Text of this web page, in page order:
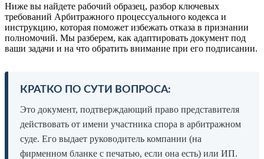
Ниже вы найдете рабочий образец, разбор ключевых
требований Арбитражного процессуального кодекса и
инструкцию, которая поможет избежать отказа в признании
полномочий. Мы разберем, как адаптировать документ под
ваши задачи и на что обратить внимание при его подписании.
КРАТКО ПО СУТИ ВОПРОСА:
Это документ, подтверждающий право представителя
действовать от имени участника спора в арбитражном
суде. Его выдает руководитель компании (на
фирменном бланке с печатью, если она есть) или ИП.